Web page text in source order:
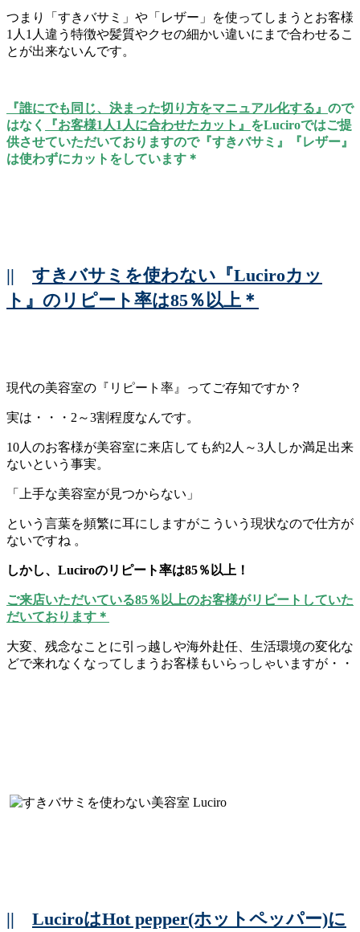
つまり「すきバサミ」や「レザー」を使ってしまうとお客様
1人1人違う特徴や髪質やクセの細かい違いにまで合わせるこ
とが出来ないんです。
『誰にでも同じ、決まった切り方をマニュアル化する』 ので
はなく
『お客様1人1人に合わせたカット』 をLuciroではご提
供させていただいておりますので『すきバサミ』『レザー』
は使わずにカットをしています＊
|| すきバサミを使わない『Luciroカッ
ト』のリピート率は85％以上＊
現代の美容室の『リピート率』ってご存知ですか？
実は・・・2～3割程度なんです。
10人のお客様が美容室に来店しても約2人～3人しか満足出来
ないという事実。
「上手な美容室が見つからない」
という言葉を頻繁に耳にしますがこういう現状なので仕方が
ないですね 。
しかし、Luciroのリピート率は85％以上！
ご来店いただいている85％以上のお客様がリピートしていた
だいております＊
大変、残念なことに引っ越しや海外赴任、生活環境の変化な
どで来れなくなってしまうお客様もいらっしゃいますが・・
|| LuciroはHot pepper(ホットペッパー)に